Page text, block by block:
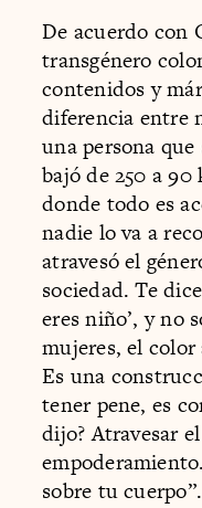
De acuerdo con
transgénero
contenidos y
diferencia entre
una persona
bajó de 250 a
donde todo es
nadie lo va a
atravesó el
sociedad. Te
eres niño’, y no
mujeres, el color
Es una
tener pene, es
dijo? Atravesar
sobre tu cuerpo”.